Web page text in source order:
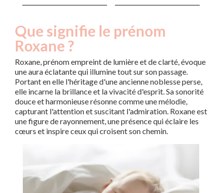
Que signifie le prénom
Roxane ?
Roxane, prénom empreint de lumière et de clarté, évoque
une aura éclatante qui illumine tout sur son passage.
Portant en elle l'héritage d'une ancienne noblesse perse,
elle incarne la brillance et la vivacité d'esprit. Sa sonorité
douce et harmonieuse résonne comme une mélodie,
capturant l'attention et suscitant l'admiration. Roxane est
une figure de rayonnement, une présence qui éclaire les
cœurs et inspire ceux qui croisent son chemin.